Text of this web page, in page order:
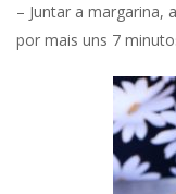
– Juntar a margarina,
por mais uns 7